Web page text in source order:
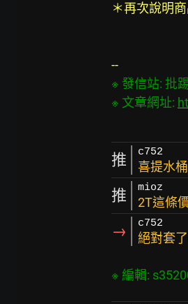
＊再次說明
--
※ 發信站: 批
※ 文章網址:
推 c752
喜提水桶
推 mioz
2T這條
→ c752
絕對套